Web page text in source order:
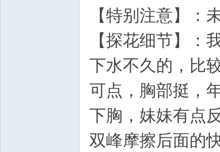
【特别注意】：
【探花细节】：
下水不久的，比
可点，胸部挺，
下胸，妹妹有点
双峰摩擦后面的